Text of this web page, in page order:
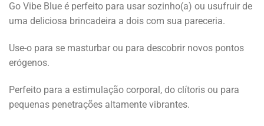
Go Vibe Blue é perfeito para usar sozinho(a) ou usufruir de
uma deliciosa brincadeira a dois com sua pareceria.
Use-o para se masturbar ou para descobrir novos pontos
erógenos.
Perfeito para a estimulação corporal, do clítoris ou para
pequenas penetrações altamente vibrantes.